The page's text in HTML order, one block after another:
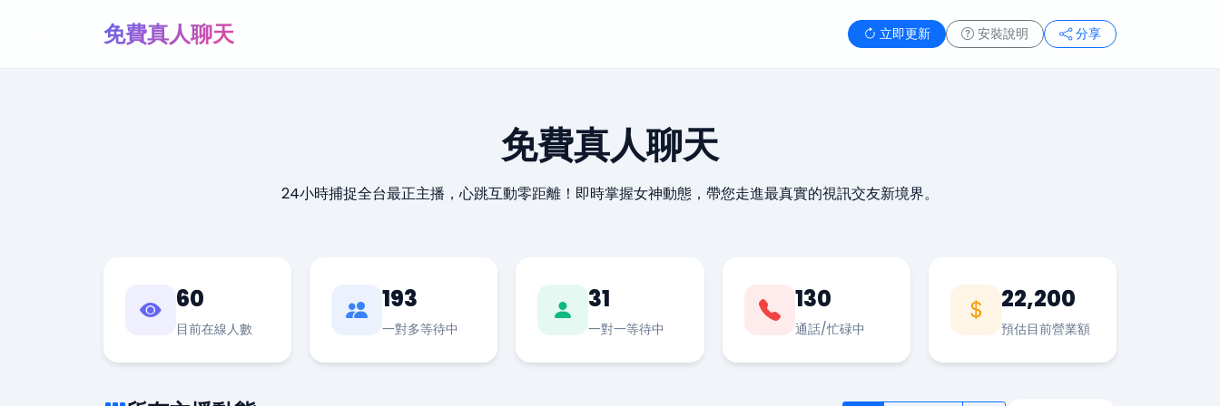
免費真人聊天 立即更新 安裝說明 分享
免費真人聊天
24小時捕捉全台最正主播，心跳互動零距離！即時掌握女神動態，帶您走進最真實的視訊交友新境界。
60
目前在線人數
193
一對多等待中
31
一對一等待中
130
通話/忙碌中
22,200
預估目前營業額